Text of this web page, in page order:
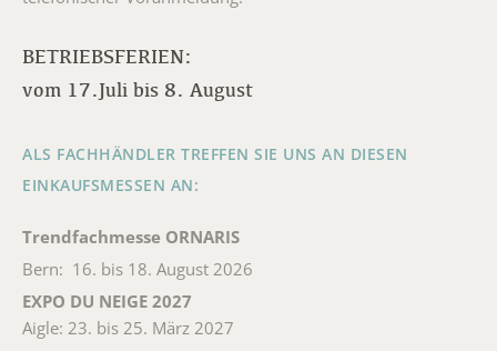
BETRIEBSFERIEN:
vom 17.Juli bis 8. August
ALS FACHHÄNDLER TREFFEN SIE UNS AN DIESEN
EINKAUFSMESSEN AN:
Trendfachmesse ORNARIS
Bern: 16. bis 18. August 2026
EXPO DU NEIGE 2027
Aigle: 23. bis 25. März 2027